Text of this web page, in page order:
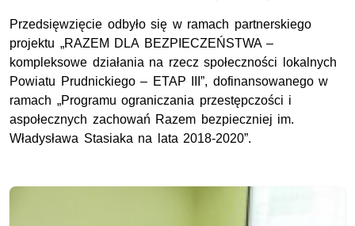
Przedsięwzięcie odbyło się w ramach partnerskiego
projektu „RAZEM DLA BEZPIECZEŃSTWA –
kompleksowe działania na rzecz społeczności lokalnych
Powiatu Prudnickiego – ETAP III”, dofinansowanego w
ramach „Programu ograniczania przestępczości i
aspołecznych zachowań Razem bezpieczniej im.
Władysława Stasiaka na lata 2018-2020”.